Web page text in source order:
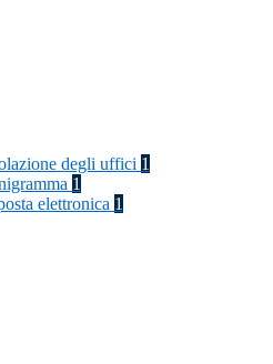
degli uffici 1
1
elettronica 1